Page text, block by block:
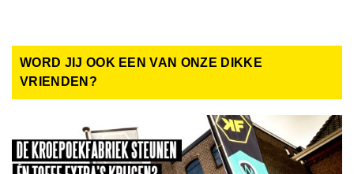
WORD JIJ OOK EEN VAN ONZE DIKKE
VRIENDEN?